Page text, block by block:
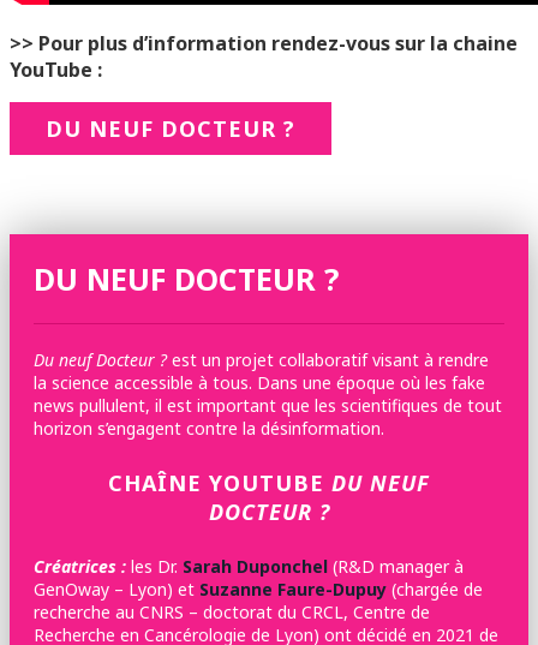
>> Pour plus d’information rendez-vous sur la chaine
YouTube :
DU NEUF DOCTEUR ?
DU NEUF DOCTEUR ?
Du neuf Docteur ?est un projet collaboratif visant à rendre
la science accessible à tous. Dans une époque où les fake
news pullulent, il est important que les scientifiques de tout
horizon s’engagent contre la désinformation.
CHAÎNE YOUTUBE DU NEUF
DOCTEUR ?
Créatrices : les Dr. Sarah Duponchel (R&D manager à
GenOway – Lyon) et Suzanne Faure-Dupuy (chargée de
recherche au CNRS – doctorat du CRCL, Centre de
Recherche en Cancérologie de Lyon) ont décidé en 2021 de